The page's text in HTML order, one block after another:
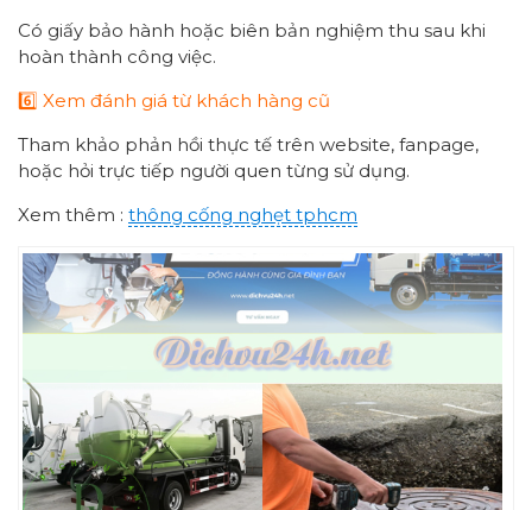
Có giấy bảo hành hoặc biên bản nghiệm thu sau khi
hoàn thành công việc.
6️⃣ Xem đánh giá từ khách hàng cũ
Tham khảo phản hồi thực tế trên website, fanpage,
hoặc hỏi trực tiếp người quen từng sử dụng.
Xem thêm : thông cống nghẹt tphcm